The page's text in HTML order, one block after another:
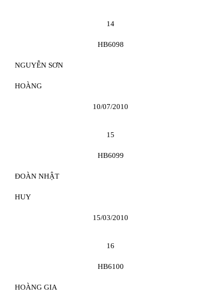
14
HB6098
NGUYỄN SƠN
HOÀNG
10/07/2010
15
HB6099
ĐOÀN NHẬT
HUY
15/03/2010
16
HB6100
HOÀNG GIA